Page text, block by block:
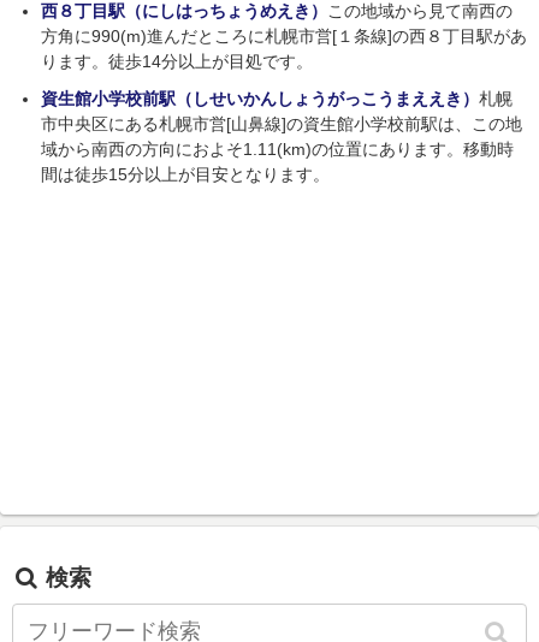
西８丁目駅（にしはっちょうめえき） この地域から見て南西の
方角に990(m)進んだところに札幌市営[１条線]の西８丁目駅があ
ります。徒歩14分以上が目処です。
資生館小学校前駅（しせいかんしょうがっこうまええき） 札幌
市中央区にある札幌市営[山鼻線]の資生館小学校前駅は、この地
域から南西の方向におよそ1.11(km)の位置にあります。移動時
間は徒歩15分以上が目安となります。
検索